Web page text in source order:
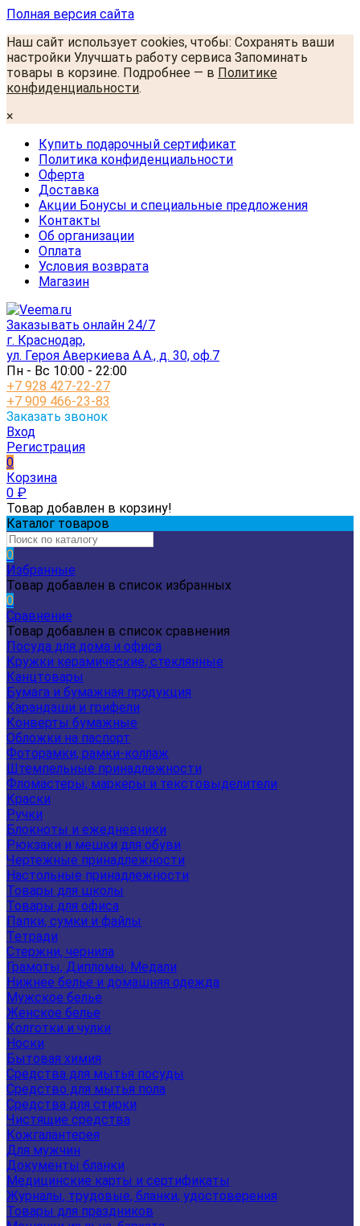
Полная версия сайта
Наш сайт использует cookies, чтобы: Сохранять ваши
настройки Улучшать работу сервиса Запоминать
товары в корзине. Подробнее — в Политике
конфиденциальности.
×
Купить подарочный сертификат
Политика конфиденциальности
Оферта
Доставка
Акции Бонусы и специальные предложения
Контакты
Об организации
Оплата
Условия возврата
Магазин
Заказывать онлайн 24/7
г. Краснодар,
ул. Героя Аверкиева А.А., д. 30, оф.7
Пн - Вс 10:00 - 22:00
+7 928 427-22-27
+7 909 466-23-83
Заказать звонок
Вход
Регистрация
0
Корзина
0 ₽
Товар добавлен в корзину!
Каталог товаров
0
Избранные
Товар добавлен в список избранных
0
Сравнение
Товар добавлен в список сравнения
Посуда для дома и офиса
Кружки керамические, стеклянные
Канцтовары
Бумага и бумажная продукция
Карандаши и грифели
Конверты бумажные
Обложки на паспорт
Фоторамки, рамки-коллаж
Штемпельные принадлежности
Фломастеры, маркеры и текстовыделители
Краски
Ручки
Блокноты и ежедневники
Рюкзаки и мешки для обуви
Чертежные принадлежности
Настольные принадлежности
Товары для школы
Товары для офиса
Папки, сумки и файлы
Тетради
Стержни, чернила
Грамоты, Дипломы, Медали
Нижнее белье и домашняя одежда
Мужское белье
Женское белье
Колготки и чулки
Носки
Бытовая химия
Средства для мытья посуды
Средство для мытья пола
Средства для стирки
Чистящие средства
Кожгалантерея
Для мужчин
Документы бланки
Медицинские карты и сертификаты
Журналы, трудовые, бланки, удостоверения
Товары для праздников